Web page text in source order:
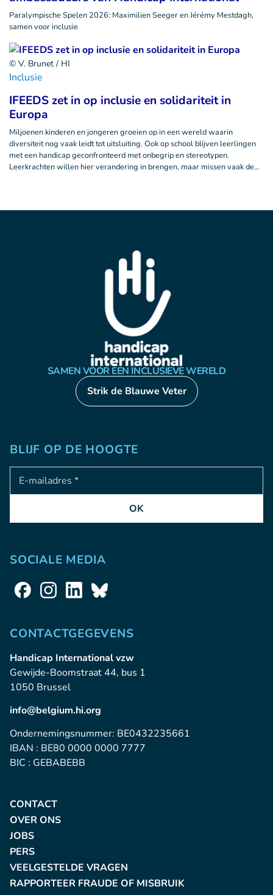
Paralympische Spelen 2026: Maximilien Seeger en Jérémy Mestdagh,
samen voor inclusie
© V. Brunet / HI
Inclusie
IFEEDS zet in op inclusie en solidariteit in
Europa
Miljoenen kinderen en jongeren groeien op in een wereld waarin
diversiteit nog vaak leidt tot uitsluiting. Ook op school blijven leerlingen
met een handicap geconfronteerd met onbegrip en stereotypen.
Leerkrachten willen hier verandering in brengen, maar missen vaak de…
SAMEN VOOR EEN INCLUSIEVE WERELD
Strik de Blauwe Veter
BLIJF OP DE HOOGTE
Adresse e-mail
OK
SOCIALE MEDIA
CONTACTGEGEVENS
Handicap International vzw
Gewijde-Boomstraat 44, bus 1
1050 Brussel
info@belgium.hi.org
Ondernemingsnummer: BE0432235661
IBAN : BE80 0000 0000 7777
BIC : GEBABEBB
CONTACT
OVER ONS
JOBS
PERS
VEELGESTELDE VRAGEN
RAPPORTEER FRAUDE OF MISBRUIK